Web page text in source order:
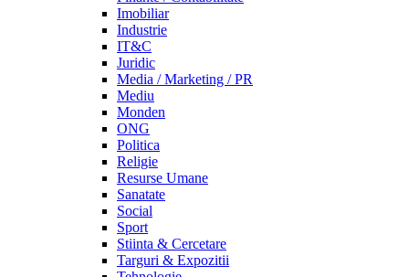
Imobiliar
Industrie
IT&C
Juridic
Media / Marketing / PR
Mediu
Monden
ONG
Politica
Religie
Resurse Umane
Sanatate
Social
Sport
Stiinta & Cercetare
Targuri & Expozitii